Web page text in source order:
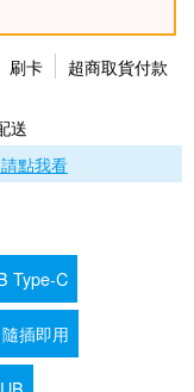
刷卡 超商取貨付款
送
點我看
Type-C
插即用